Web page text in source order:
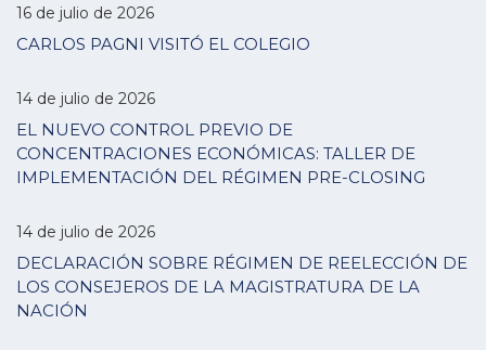
16 de julio de 2026
CARLOS PAGNI VISITÓ EL COLEGIO
14 de julio de 2026
EL NUEVO CONTROL PREVIO DE
CONCENTRACIONES ECONÓMICAS: TALLER DE
IMPLEMENTACIÓN DEL RÉGIMEN PRE-CLOSING
14 de julio de 2026
DECLARACIÓN SOBRE RÉGIMEN DE REELECCIÓN DE
LOS CONSEJEROS DE LA MAGISTRATURA DE LA
NACIÓN